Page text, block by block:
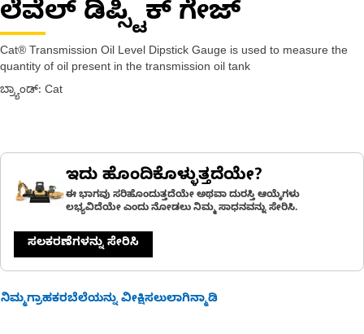
ಲೆವೆಲ್ ಡಿಪ್ಸ್ಟಿಕ್ ಗೇಜ್
Cat® Transmission Oil Level Dipstick Gauge is used to measure the
quantity of oil present in the transmission oil tank
ಬ್ರ್ಯಾಂಡ್: Cat
ಇದು ಹೊಂದಿಕೊಳ್ಳುತ್ತದೆಯೇ?
ಈ ಭಾಗವು ಸರಿಹೊಂದುತ್ತದೆಯೇ ಅಥವಾ ದುರಸ್ತಿ ಆಯ್ಕೆಗಳು
ಲಭ್ಯವಿದೆಯೇ ಎಂದು ನೋಡಲು ನಿಮ್ಮ ಸಾಧನವನ್ನು ಸೇರಿಸಿ.
ಸಲಕರಣೆಗಳನ್ನು ಸೇರಿಸಿ
ನಿಮ್ಮಗ್ರಾಹಕರಬೆಲೆಯನ್ನು ವೀಕ್ಷಿಸಲುಲಾಗಿನ್ಮಾಡಿ